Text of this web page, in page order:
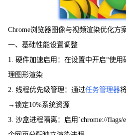
Chrome浏览器图像与视频渲染优化方
一、基础性能设置调整
1. 硬件加速启用：在设置中开启“使
理图形渲染
2. 线程优先级管理：通过任务管理器
→锁定10%系统资源
3. 沙盒进程隔离：启用`chrome://flags/